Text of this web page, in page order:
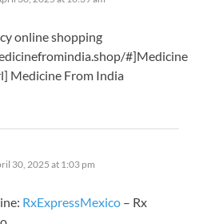
online shopping
#]Medicine
Medicine From India
30, 2025 at 1:03 pm
RxExpressMexico – Rx